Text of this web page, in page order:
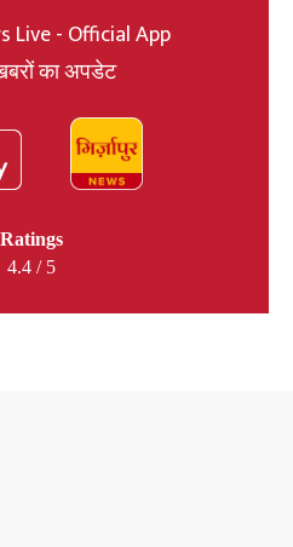
Live - Official App
का अपडेट
Ratings
4.4 / 5